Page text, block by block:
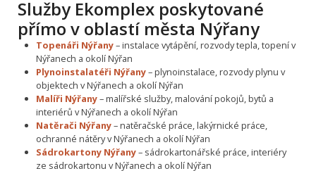
Služby Ekomplex poskytované
přímo v oblastí města Nýřany
Topenáři Nýřany– instalace vytápění, rozvody tepla, topení v
Nýřanech a okolí Nýřan
Plynoinstalatéři Nýřany– plynoinstalace, rozvody plynu v
objektech v Nýřanech a okolí Nýřan
Malíři Nýřany– malířské služby, malování pokojů, bytů a
interiérů v Nýřanech a okolí Nýřan
Natěrači Nýřany– natěračské práce, lakýrnické práce,
ochranné nátěry v Nýřanech a okolí Nýřan
Sádrokartony Nýřany– sádrokartonářské práce, interiéry
ze sádrokartonu v Nýřanech a okolí Nýřan